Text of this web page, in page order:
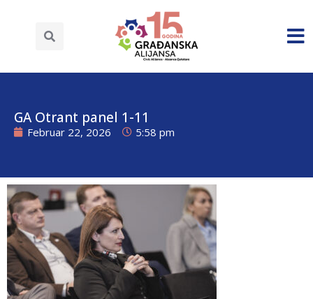
GA Otrant panel 1-11
Februar 22, 2026 5:58 pm